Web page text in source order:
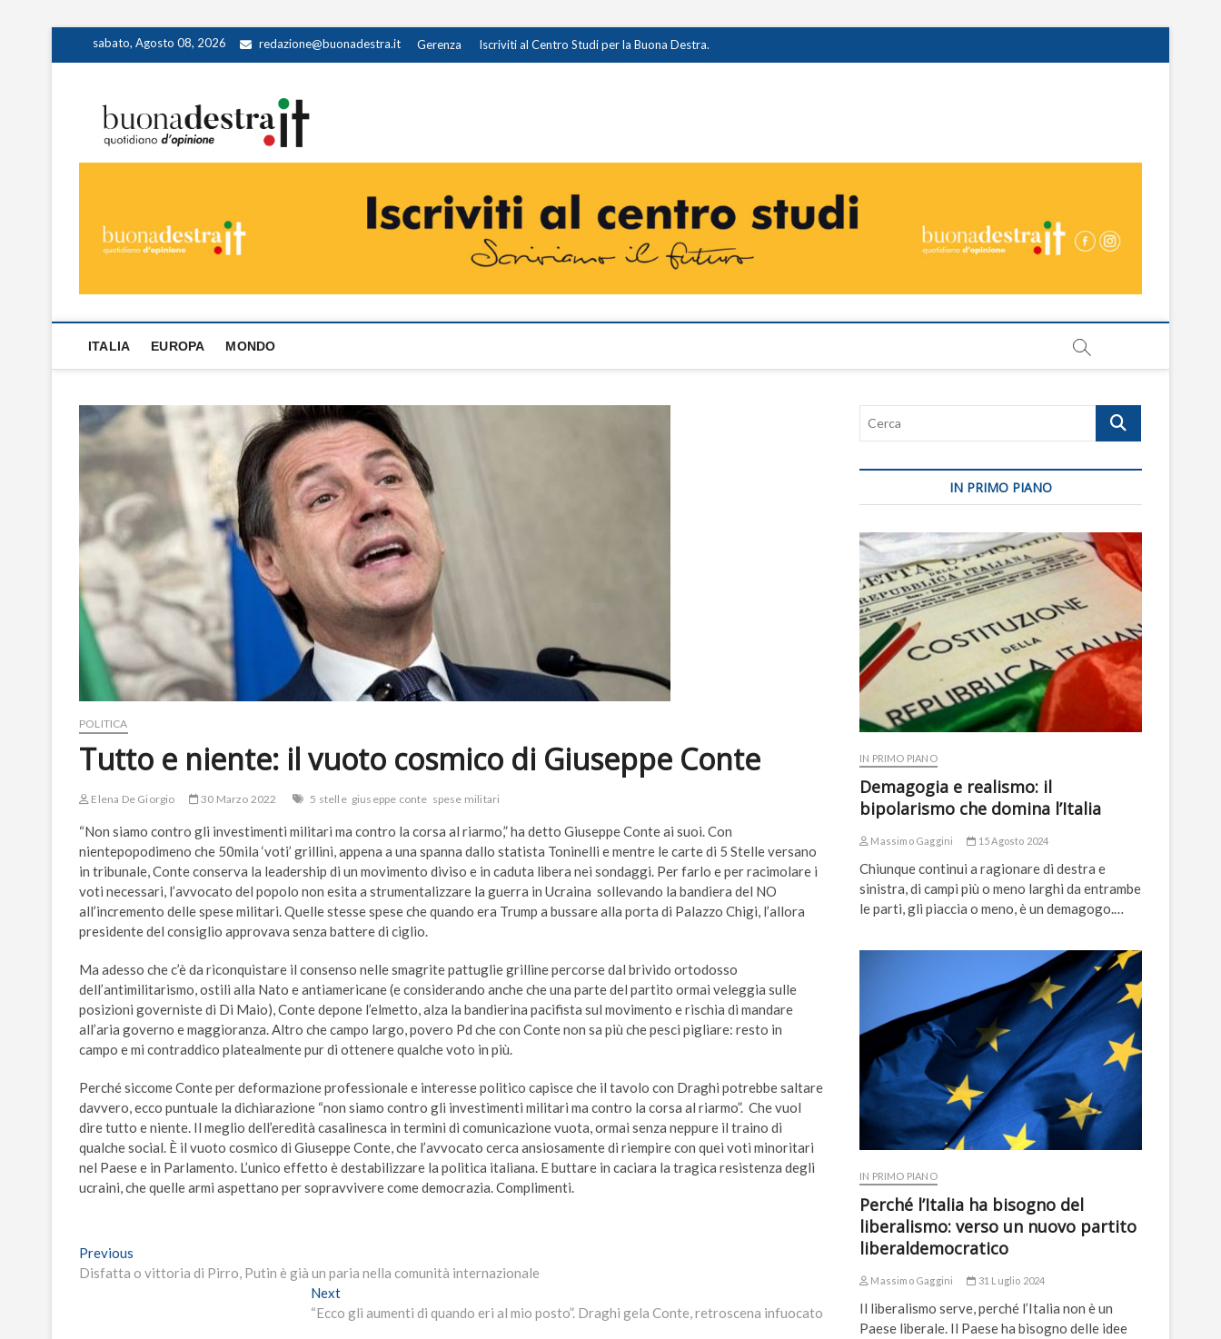
sabato, Agosto 08, 2026 redazione@buonadestra.it Gerenza Iscriviti al Centro Studi per la Buona Destra.
ITALIA EUROPA MONDO
POLITICA
Tutto e niente: il vuoto cosmico di Giuseppe Conte
Elena De Giorgio 30 Marzo 2022 5 stelle giuseppe conte spese militari
“Non siamo contro gli investimenti militari ma contro la corsa al riarmo,” ha detto Giuseppe Conte ai suoi. Con
nientepopodimeno che 50mila ‘voti’ grillini, appena a una spanna dallo statista Toninelli e mentre le carte di 5 Stelle versano
in tribunale, Conte conserva la leadership di un movimento diviso e in caduta libera nei sondaggi. Per farlo e per racimolare i
voti necessari, l’avvocato del popolo non esita a strumentalizzare la guerra in Ucraina sollevando la bandiera del NO
all’incremento delle spese militari. Quelle stesse spese che quando era Trump a bussare alla porta di Palazzo Chigi, l’allora
presidente del consiglio approvava senza battere di ciglio.
Ma adesso che c’è da riconquistare il consenso nelle smagrite pattuglie grilline percorse dal brivido ortodosso
dell’antimilitarismo, ostili alla Nato e antiamericane (e considerando anche che una parte del partito ormai veleggia sulle
posizioni governiste di Di Maio), Conte depone l’elmetto, alza la bandierina pacifista sul movimento e rischia di mandare
all’aria governo e maggioranza. Altro che campo largo, povero Pd che con Conte non sa più che pesci pigliare: resto in
campo e mi contraddico platealmente pur di ottenere qualche voto in più.
Perché siccome Conte per deformazione professionale e interesse politico capisce che il tavolo con Draghi potrebbe saltare
davvero, ecco puntuale la dichiarazione “non siamo contro gli investimenti militari ma contro la corsa al riarmo”. Che vuol
dire tutto e niente. Il meglio dell’eredità casalinesca in termini di comunicazione vuota, ormai senza neppure il traino di
qualche social. È il vuoto cosmico di Giuseppe Conte, che l’avvocato cerca ansiosamente di riempire con quei voti minoritari
nel Paese e in Parlamento. L’unico effetto è destabilizzare la politica italiana. E buttare in caciara la tragica resistenza degli
ucraini, che quelle armi aspettano per sopravvivere come democrazia. Complimenti.
Navigazione
articoli
Previous
post:
Disfatta o vittoria di Pirro, Putin è già un paria nella comunità internazionale
NextNext
post:
“Ecco gli aumenti di quando eri al mio posto”. Draghi gela Conte, retroscena infuocato
Cerca
IN PRIMO PIANO
IN PRIMO PIANO
Demagogia e realismo: il
bipolarismo che domina l’Italia
Massimo Gaggini 15 Agosto 2024
Chiunque continui a ragionare di destra e
sinistra, di campi più o meno larghi da entrambe
le parti, gli piaccia o meno, è un demagogo.…
IN PRIMO PIANO
Perché l’Italia ha bisogno del
liberalismo: verso un nuovo partito
liberaldemocratico
Massimo Gaggini 31 Luglio 2024
Il liberalismo serve, perché l’Italia non è un
Paese liberale. Il Paese ha bisogno delle idee